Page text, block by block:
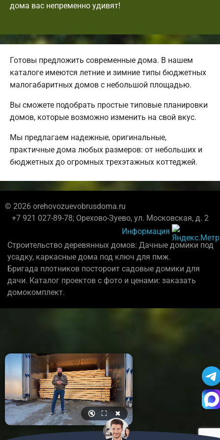
дома вас непременно удивят!
Готовы предложить современные дома. В нашем
каталоге имеются летние и зимние типы бюджетных
малогабаритных домов с небольшой площадью.
Вы сможете подобрать простые типовые планировки
домов, которые возможно изменить на свой вкус.
Мы предлагаем надежные, оригинальные,
практичные дома любых размеров: от небольших и
бюджетных до огромных трехэтажных коттеджей.
© 2026 orehovozuevobrusdoma.ru
+7 921 027-89-78; Орехово-Зуево, ул. Московская, д. 2
Информация
Строительство деревянных домов: Дачные домики под
усадку, каркасные дома под ключ для пмж.
Бригада плотников постороит садовые домики для
дачи. Каталог проектов с фото и ценами: заказать
домокомплект.
🔇 ⛶ ✖